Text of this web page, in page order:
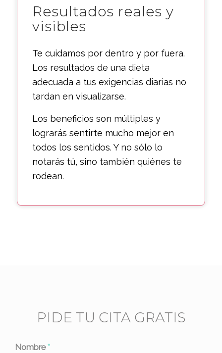
Resultados reales y
visibles
Te cuidamos por dentro y por fuera.
Los resultados de una dieta
adecuada a tus exigencias diarias no
tardan en visualizarse.
Los beneficios son múltiples y
lograrás sentirte mucho mejor en
todos los sentidos. Y no sólo lo
notarás tú, sino también quiénes te
rodean.
PIDE TU CITA GRATIS
Nombre*